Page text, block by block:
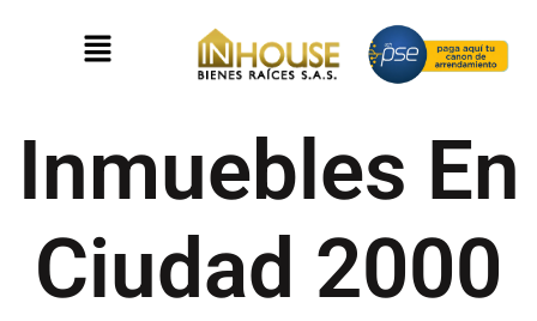
Inmuebles En
Ciudad 2000